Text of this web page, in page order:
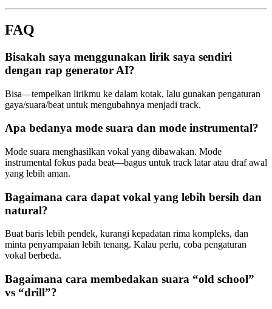
FAQ
Bisakah saya menggunakan lirik saya sendiri
dengan rap generator AI?
Bisa—tempelkan lirikmu ke dalam kotak, lalu gunakan pengaturan
gaya/suara/beat untuk mengubahnya menjadi track.
Apa bedanya mode suara dan mode instrumental?
Mode suara menghasilkan vokal yang dibawakan. Mode
instrumental fokus pada beat—bagus untuk track latar atau draf awal
yang lebih aman.
Bagaimana cara dapat vokal yang lebih bersih dan
natural?
Buat baris lebih pendek, kurangi kepadatan rima kompleks, dan
minta penyampaian lebih tenang. Kalau perlu, coba pengaturan
vokal berbeda.
Bagaimana cara membedakan suara “old school”
vs “drill”?